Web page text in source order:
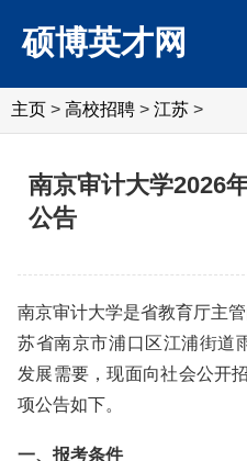
硕博英才网
主页 > 高校招聘 > 江苏 >
南京审计大学2026
公告
南京审计大学是省教育厅主
苏省南京市浦口区江浦街道
发展需要，现面向社会公开
项公告如下。
一、报考条件